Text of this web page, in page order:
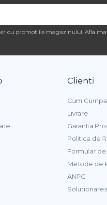
cu promotiile magazinului. Afla
Clienti
Cum
Livrare
Garantia
Politica de
Formular
Metode de
ANPC